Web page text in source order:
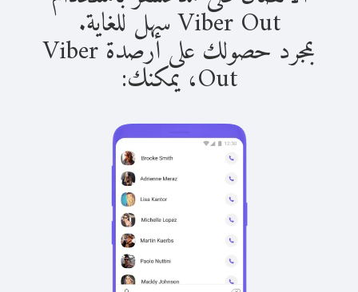
Viber Out سهل للغاية.
بمجرد حصولك على أرصدة Viber
Out، يمكنك: